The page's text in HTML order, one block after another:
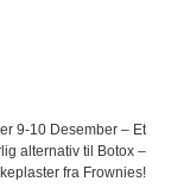
9-10 Desember – Et
alternativ til Botox –
fra Frownies!